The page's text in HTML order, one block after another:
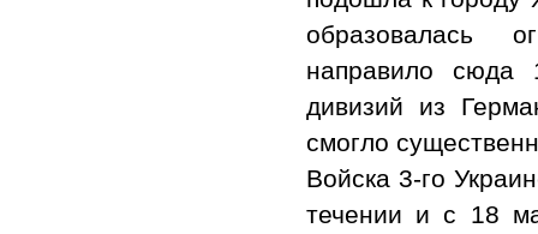
образовалась
направило сюда
дивизий из
смогло
Войска 3-го
течении и с 18